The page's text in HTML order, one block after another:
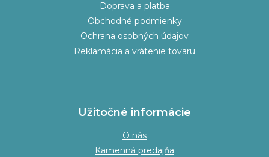
Doprava a platba
Obchodné podmienky
Ochrana osobných údajov
Reklamácia a vrátenie tovaru
Užitočné informácie
O nás
Kamenná predajňa